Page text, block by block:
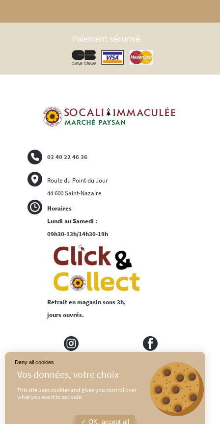
Paiement sécurisé
Horaires
Lundi au Samedi :
09h30-13h/14h30-19h
Retrait en magasin sous 3h,
jours ouvrés.
02 40 22 46 36
Route du Point du Jour
44 600 Saint-Nazaire
MEDIAPILOTE
PLAN DU SITE
CONDITIONS GÉNÉRALES DE VENTE
POLITIQUE DE CONFIDENTIALITÉ
This site uses cookies and gives you control over
what you want to activate
OK, accept all
Deny all cookies